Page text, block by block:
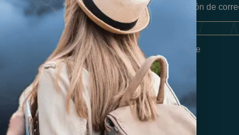
Términos Y Condiciones
Conviértase En Socio
Our Team